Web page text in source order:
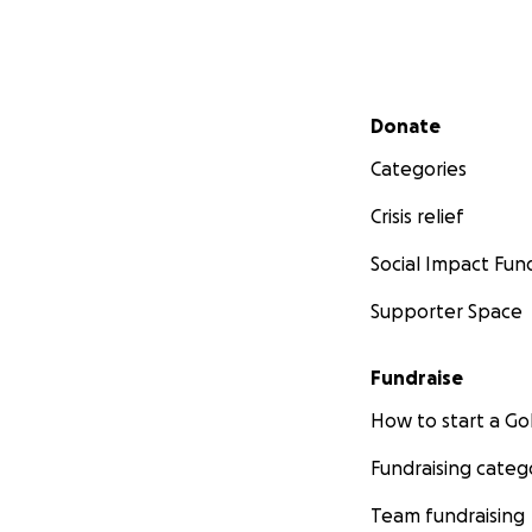
Secondary menu
Donate
Categories
Crisis relief
Social Impact
Supporter Space
Fundraise
How to start a
Fundraising
Team fundraising